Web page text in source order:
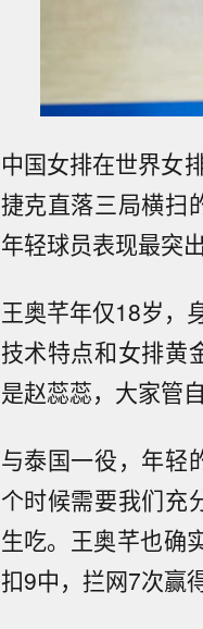
中国女排在世界女
捷克直落三局横扫
年轻球员表现最突
王奥芊年仅18岁，
技术特点和女排黄
是赵蕊蕊，大家管
与泰国一役，年轻
个时候需要我们充
生吃。王奥芊也确
扣9中，拦网7次赢